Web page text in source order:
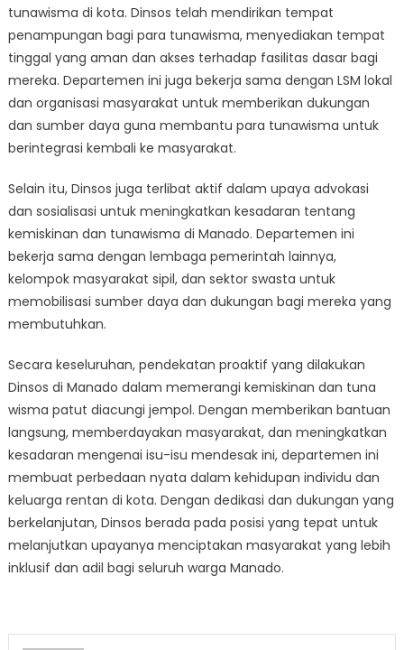
tunawisma di kota. Dinsos telah mendirikan tempat
penampungan bagi para tunawisma, menyediakan tempat
tinggal yang aman dan akses terhadap fasilitas dasar bagi
mereka. Departemen ini juga bekerja sama dengan LSM lokal
dan organisasi masyarakat untuk memberikan dukungan
dan sumber daya guna membantu para tunawisma untuk
berintegrasi kembali ke masyarakat.
Selain itu, Dinsos juga terlibat aktif dalam upaya advokasi
dan sosialisasi untuk meningkatkan kesadaran tentang
kemiskinan dan tunawisma di Manado. Departemen ini
bekerja sama dengan lembaga pemerintah lainnya,
kelompok masyarakat sipil, dan sektor swasta untuk
memobilisasi sumber daya dan dukungan bagi mereka yang
membutuhkan.
Secara keseluruhan, pendekatan proaktif yang dilakukan
Dinsos di Manado dalam memerangi kemiskinan dan tuna
wisma patut diacungi jempol. Dengan memberikan bantuan
langsung, memberdayakan masyarakat, dan meningkatkan
kesadaran mengenai isu-isu mendesak ini, departemen ini
membuat perbedaan nyata dalam kehidupan individu dan
keluarga rentan di kota. Dengan dedikasi dan dukungan yang
berkelanjutan, Dinsos berada pada posisi yang tepat untuk
melanjutkan upayanya menciptakan masyarakat yang lebih
inklusif dan adil bagi seluruh warga Manado.